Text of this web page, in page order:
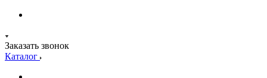
Заказать звонок
Каталог